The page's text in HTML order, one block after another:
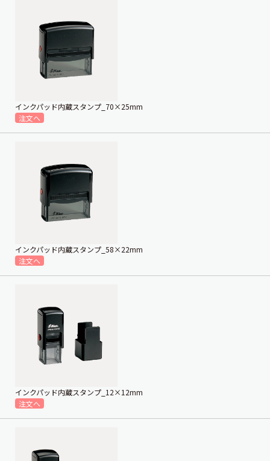
インクパッド内蔵スタンプ_70×25mm
インクパッド内蔵スタンプ_58×22mm
インクパッド内蔵スタンプ_12×12mm